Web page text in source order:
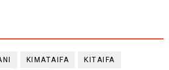
KIMATAIFA KITAIFA